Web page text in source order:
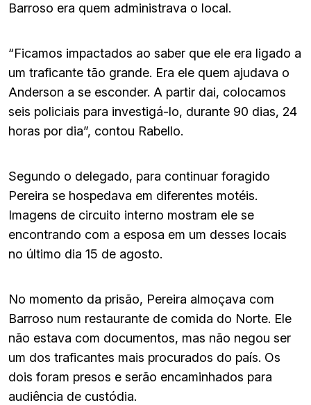
Barroso era quem administrava o local.
“Ficamos impactados ao saber que ele era ligado a
um traficante tão grande. Era ele quem ajudava o
Anderson a se esconder. A partir dai, colocamos
seis policiais para investigá-lo, durante 90 dias, 24
horas por dia”, contou Rabello.
Segundo o delegado, para continuar foragido
Pereira se hospedava em diferentes motéis.
Imagens de circuito interno mostram ele se
encontrando com a esposa em um desses locais
no último dia 15 de agosto.
No momento da prisão, Pereira almoçava com
Barroso num restaurante de comida do Norte. Ele
não estava com documentos, mas não negou ser
um dos traficantes mais procurados do país. Os
dois foram presos e serão encaminhados para
audiência de custódia.